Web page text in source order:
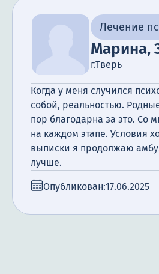
Лечение
Марина,
г.Тверь
Когда у меня случился
собой, реальностью.
пор благодарна за это. Со
на каждом этапе. Условия
выписки я продолжаю
лучше.
Опубликован:17.06.2025